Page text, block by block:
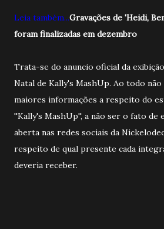
Leia também...Gravações de 'Heidi,
foram finalizadas em dezembro
Trata-se do anuncio oficial da
Natal de Kally's MashUp. Ao todo
maiores informações a respeito do
''Kally's MashUp'', a não ser o fato de
aberta nas redes sociais da
respeito de qual presente cada
deveria receber.